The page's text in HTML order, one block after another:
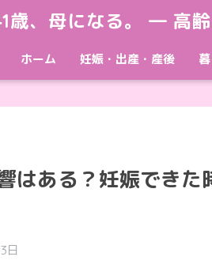
歳、母になる。 ― 高
ホーム 妊娠・出産・産後
はある？妊娠できた
日